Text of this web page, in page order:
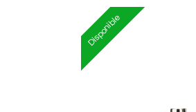
Disponible
Disponible